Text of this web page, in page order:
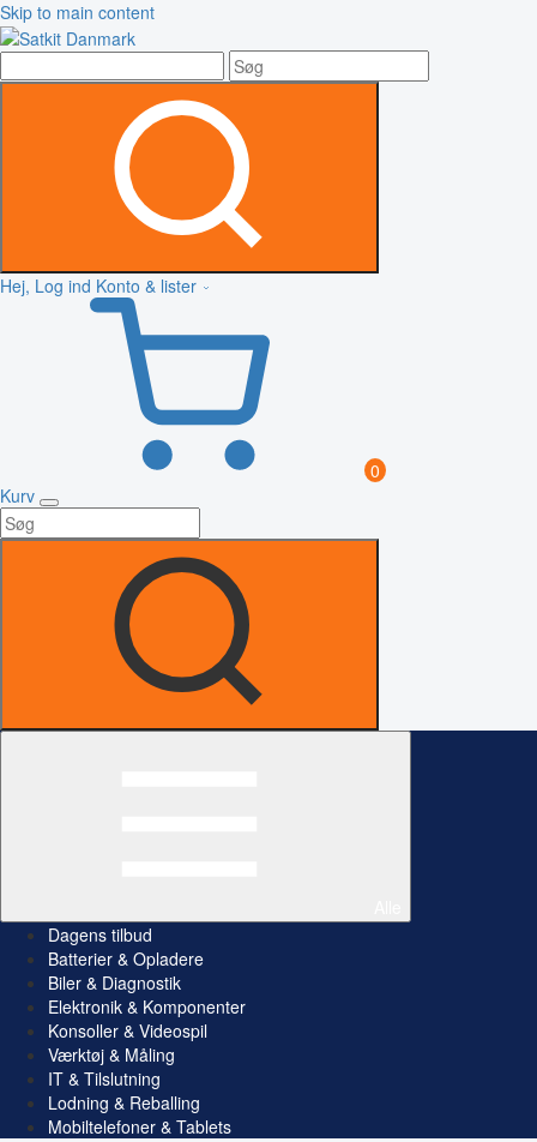
Skip to main content
Hej, Log ind Konto & lister
0
Kurv
Dagens tilbud
Batterier & Opladere
Biler & Diagnostik
Elektronik & Komponenter
Konsoller & Videospil
Værktøj & Måling
IT & Tilslutning
Lodning & Reballing
Mobiltelefoner & Tablets